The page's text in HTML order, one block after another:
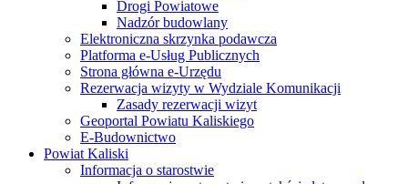
Drogi Powiatowe
Nadzór budowlany
Elektroniczna skrzynka podawcza
Platforma e-Usług Publicznych
Strona główna e-Urzędu
Rezerwacja wizyty w Wydziale Komunikacji
Zasady rezerwacji wizyt
Geoportal Powiatu Kaliskiego
E-Budownictwo
Powiat Kaliski
Informacja o starostwie